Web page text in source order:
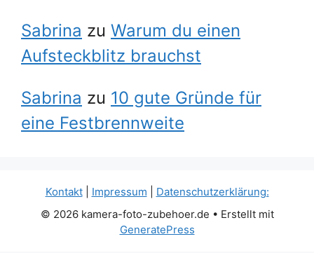
Sabrina zu Warum du einen
Aufsteckblitz brauchst
Sabrina zu 10 gute Gründe für
eine Festbrennweite
Kontakt| Impressum
Datenschutzerklärung:
© 2026 kamera-foto-zubehoer.de • Erstellt mit
GeneratePress